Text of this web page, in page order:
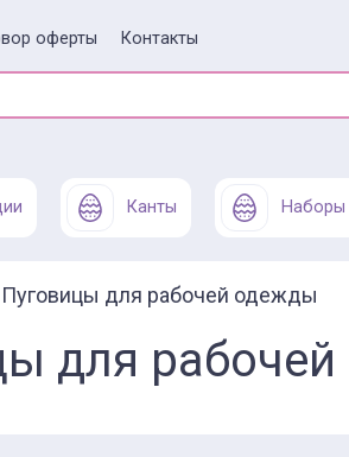
оферты Контакты
Канты Наборы
Пуговицы для рабочей одежды
для